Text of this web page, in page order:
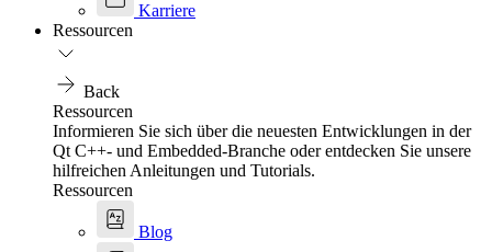
Karriere
Ressourcen
Back
Ressourcen
Informieren Sie sich über die neuesten Entwicklungen in der
Qt C++- und Embedded-Branche oder entdecken Sie unsere
hilfreichen Anleitungen und Tutorials.
Ressourcen
Blog